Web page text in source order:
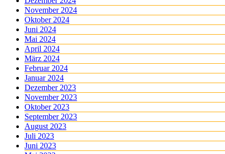
November 2024
Oktober 2024
Juni 2024
Mai 2024
April 2024
März 2024
Februar 2024
Januar 2024
Dezember 2023
November 2023
Oktober 2023
September 2023
August 2023
Juli 2023
Juni 2023